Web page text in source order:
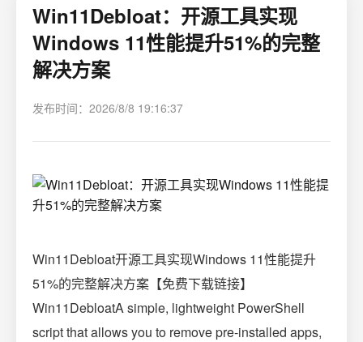
Win11Debloat：开源工具实现
Windows 11性能提升51%的完整
解决方案
发布时间：2026/8/8 19:16:37
Win11Debloat开源工具实现Windows 11性能提升
51%的完整解决方案【免费下载链接】
Win11DebloatA simple, lightweight PowerShell
script that allows you to remove pre-installed apps,